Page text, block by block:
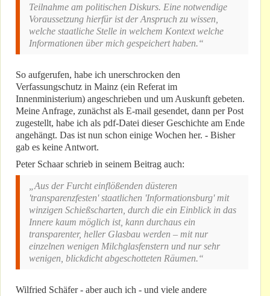
Teilnahme am politischen Diskurs. Eine notwendige
Voraussetzung hierfür ist der Anspruch zu wissen,
welche staatliche Stelle in welchem Kontext welche
Informationen über mich gespeichert haben.“
So aufgerufen, habe ich unerschrocken den
Verfassungschutz in Mainz (ein Referat im
Innenministerium) angeschrieben und um Auskunft gebeten.
Meine Anfrage, zunächst als E-mail gesendet, dann per Post
zugestellt, habe ich als pdf-Datei dieser Geschichte am Ende
angehängt. Das ist nun schon einige Wochen her. - Bisher
gab es keine Antwort.
Peter Schaar schrieb in seinem Beitrag auch:
„Aus der Furcht einflößenden düsteren
'transparenzfesten' staatlichen 'Informationsburg' mit
winzigen Schießscharten, durch die ein Einblick in das
Innere kaum möglich ist, kann durchaus ein
transparenter, heller Glasbau werden – mit nur
einzelnen wenigen Milchglasfenstern und nur sehr
wenigen, blickdicht abgeschotteten Räumen.“
Wilfried Schäfer - aber auch ich - und viele andere